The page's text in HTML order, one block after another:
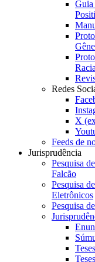
Guia
Redes
X
Feeds de
Jurisprudência
Pesquisa
Falcão
Pesquisa
Eletrônicos
Pesquisa